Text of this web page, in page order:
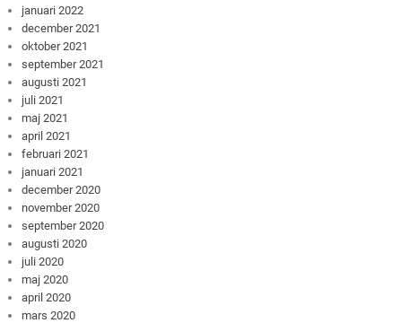
januari 2022
december 2021
oktober 2021
september 2021
augusti 2021
juli 2021
maj 2021
april 2021
februari 2021
januari 2021
december 2020
november 2020
september 2020
augusti 2020
juli 2020
maj 2020
april 2020
mars 2020